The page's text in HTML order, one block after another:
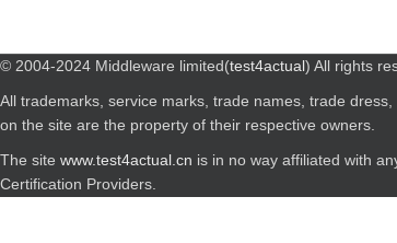
© 2004-2024 Middleware limited(test4actual) All rights
All trademarks, service marks, trade names, trade
on the site are the property of their respective owners.
The site www.test4actual.cn is in no way affiliated with
Certification Providers.